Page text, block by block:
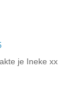
je Ineke xx